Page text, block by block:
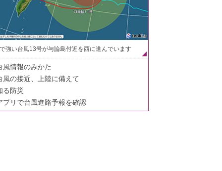
強い台風13号が与論島付近を西に進んでいます
風情報のみかた
風の接近、上陸に備えて
る防災
プリで台風進路予報を確認